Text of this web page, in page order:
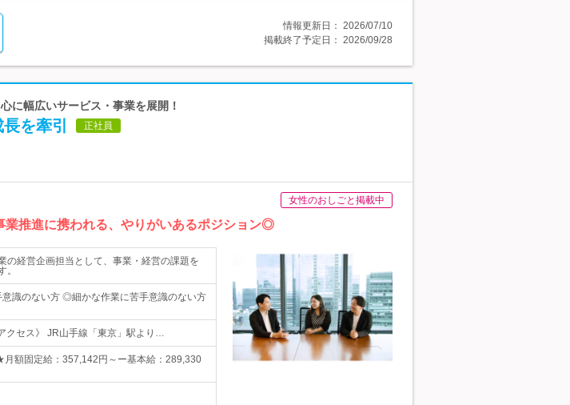
情報更新日： 2026/07/10
掲載終了予定日： 2026/09/28
に幅広いサービス・事業を展開！
を牽引 正社員
女性のおしごと掲載中
業推進に携われる、やりがいあるポジション◎
の経営企画担当として、事業・経営の課題を
。
識のない方 ◎細かな作業に苦手意識のない方
クセス》 JR山手線「東京」駅より…
額固定給：357,142円～ー基本給：289,330